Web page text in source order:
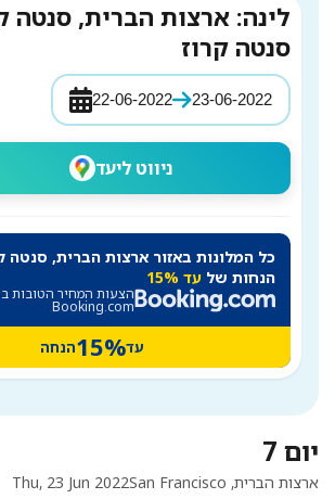
לינה: ארצות הברית, סנטה
סנטה קרוז
22-06-2022 23-06-2022
ניווט ליעד
כל המלונות באזור ארצות הברית, סנטה
הנחות של עד 15%
הצעות המחיר הטובות
Booking.com
עד15%הנחה
יום 7
Thu, 23 Jun 2022 ארצות הברית, San Francisco